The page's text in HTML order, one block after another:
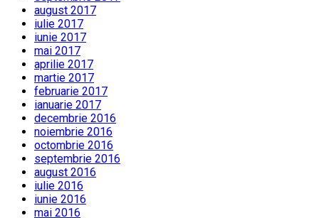
august 2017
iulie 2017
iunie 2017
mai 2017
aprilie 2017
martie 2017
februarie 2017
ianuarie 2017
decembrie 2016
noiembrie 2016
octombrie 2016
septembrie 2016
august 2016
iulie 2016
iunie 2016
mai 2016